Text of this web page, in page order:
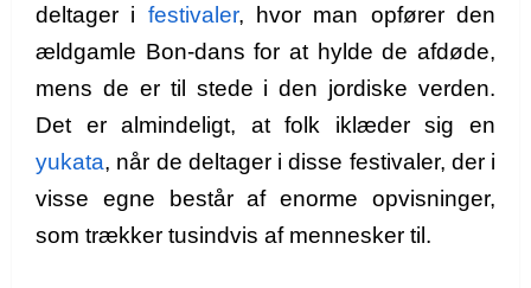
deltager i festivaler, hvor man opfører den
ældgamle Bon-dans for at hylde de afdøde,
mens de er til stede i den jordiske verden.
Det er almindeligt, at folk iklæder sig en
yukata, når de deltager i disse festivaler, der i
visse egne består af enorme opvisninger,
som trækker tusindvis af mennesker til.